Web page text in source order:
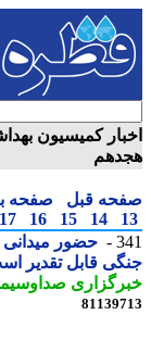
کمیسیون
قبل صفحه بعد
14
15
16
17
18
حضور میدانی
قابل تقدیر است
صداوسیما-